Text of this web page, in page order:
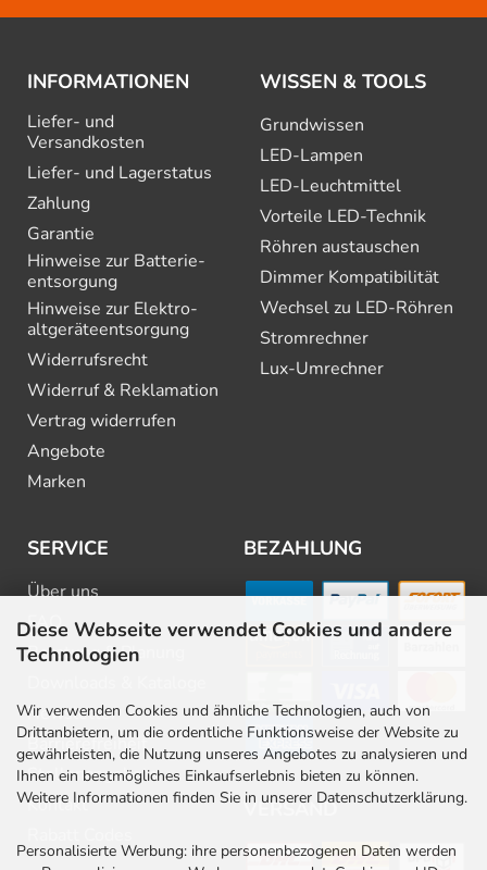
Diese Webseite verwendet Cookies und andere
Technologien
Wir verwenden Cookies und ähnliche Technologien, auch von
Drittanbietern, um die ordentliche Funktionsweise der Website zu
gewährleisten, die Nutzung unseres Angebotes zu analysieren und
Ihnen ein bestmögliches Einkaufserlebnis bieten zu können.
Weitere Informationen finden Sie in unserer Datenschutzerklärung.
Personalisierte Werbung: ihre personenbezogenen Daten werden
INFORMATIONEN
Liefer- und
Versandkosten
Liefer- und Lagerstatus
Zahlung
Garantie
Hinweise zur Batterie­
entsorgung
Hinweise zur Elektro­
altgeräte­entsorgung
Widerrufsrecht
Widerruf & Reklamation
Vertrag widerrufen
Angebote
Marken
WISSEN & TOOLS
Grundwissen
LED-Lampen
LED-Leuchtmittel
Vorteile LED-Technik
Röhren austauschen
Dimmer Kompatibilität
Wechsel zu LED-Röhren
Stromrechner
Lux-Umrechner
SERVICE
Über uns
FAQ
Beratung & Planung
Newsletter
Barrierefreiheit
Stellenangebote
Kontakt
BEZAHLUNG
VERSAND